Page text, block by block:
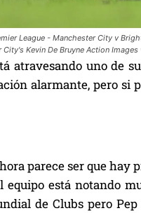
League - Manchester City v
Kevin De Bruyne Action
atravesando uno de
alarmante, pero si
parece ser que
está notando
de Clubs pero